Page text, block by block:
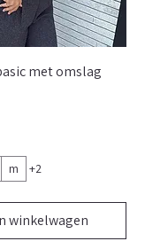
met omslag
m +2
winkelwagen